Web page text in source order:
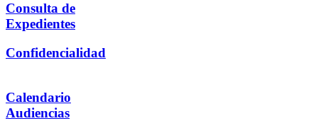
Consulta de
Expedientes
Confidencialidad
Calendario
Audiencias